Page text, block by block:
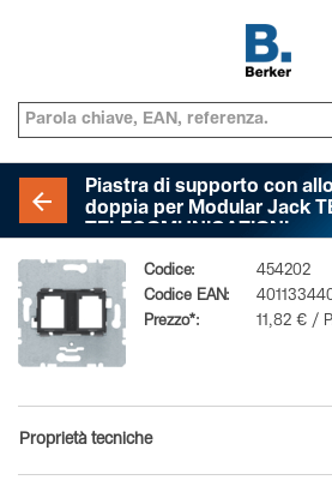
Piastra di supporto con
doppia per Modular Jack
Codice:
454202
Codice EAN:
Prezzo*:
11,82 € /
Proprietà tecniche